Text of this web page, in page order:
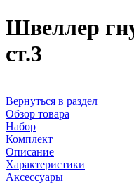
Швеллер
ст.3
Вернуться в раздел
Обзор товара
Набор
Комплект
Описание
Характеристики
Аксессуары